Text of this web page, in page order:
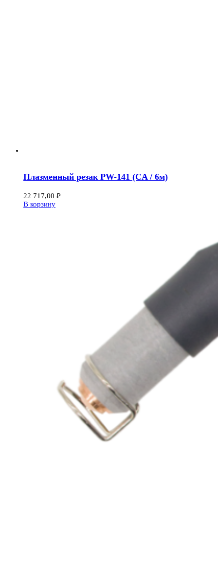
Плазменный резак PW-141 (CA / 6м)
22 717,00 ₽
В корзину